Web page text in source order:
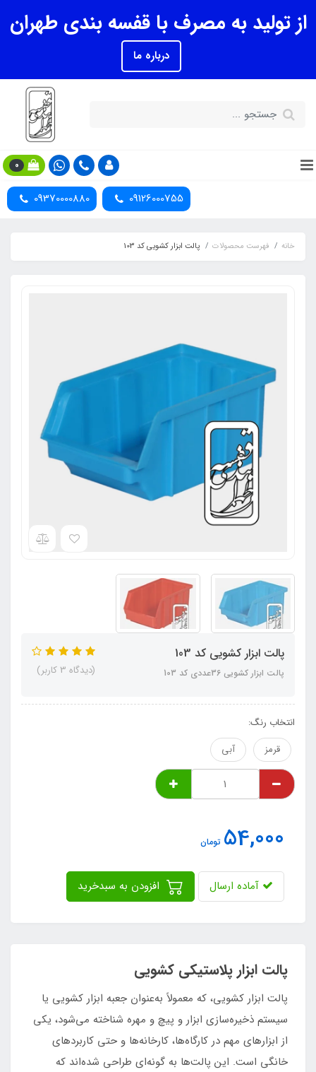
از تولید به مصرف با قفسه بندی طهران
درباره ما
0
09126000755
09370000880
خانه فهرست محصولات پالت ابزار کشویی کد 103
پالت ابزار کشویی کد 103
پالت ابزار کشویی 36عددی کد 103 (دیدگاه 3 کاربر)
انتخاب رنگ:
قرمز
آبی
54,000تومان
آماده ارسال افزودن به سبدخرید
پالت ابزار پلاستیکی کشویی
پالت ابزار کشویی، که معمولاً به‌عنوان جعبه ابزار کشویی یا
سیستم ذخیره‌سازی ابزار و پیچ و مهره شناخته می‌شود، یکی
از ابزارهای مهم در کارگاه‌ها، کارخانه‌ها و حتی کاربردهای
خانگی است. این پالت‌ها به گونه‌ای طراحی شده‌اند که